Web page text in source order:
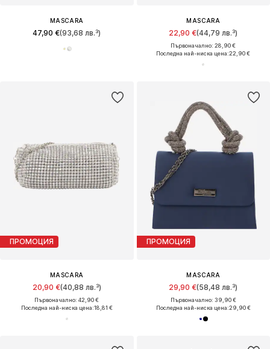
MASCARA
47,90 €(93,68 лв.³)
MASCARA
22,90 €(44,79 лв.³)
Първоначално: 28,90 €
Последна най-ниска цена:22,90 €
ПРОМОЦИЯ
MASCARA
20,90 €(40,88 лв.³)
Първоначално: 42,90 €
Последна най-ниска цена:18,81 €
ПРОМОЦИЯ
MASCARA
29,90 €(58,48 лв.³)
Първоначално: 39,90 €
Последна най-ниска цена:29,90 €